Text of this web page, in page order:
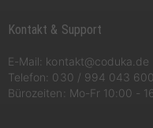
Kontakt & Support
E-Mail: kontakt@coduka.de
Telefon: 030 / 994 043 600
Bürozeiten: Mo-Fr 10:00 -